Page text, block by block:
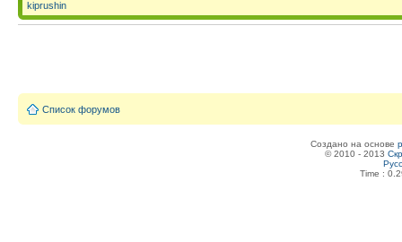
kiprushin
Список форумов
Создано на основе
© 2010 - 2013
Time :